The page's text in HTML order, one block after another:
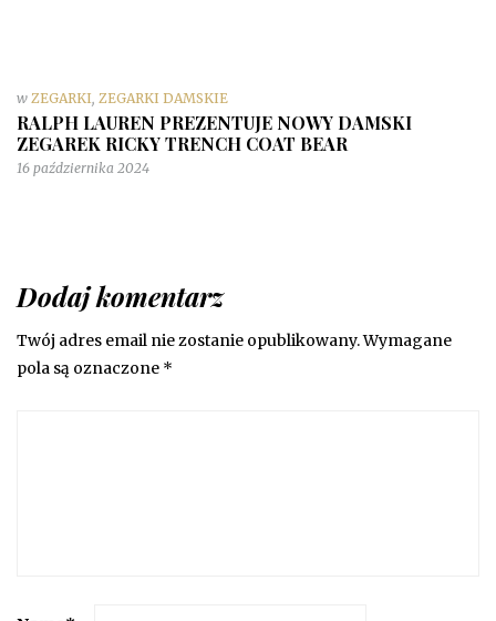
w ZEGARKI ZEGARKI DAMSKIE
RALPH LAUREN PREZENTUJE NOWY DAMSKI
ZEGAREK RICKY TRENCH COAT BEAR
16 października 2024
Dodaj komentarz
Twój adres email nie zostanie opublikowany.Wymagane
pola są oznaczone *